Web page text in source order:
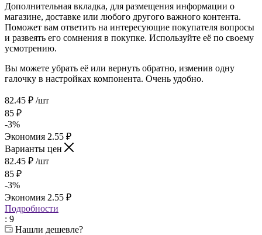
Дополнительная вкладка, для размещения информации о
магазине, доставке или любого другого важного контента.
Поможет вам ответить на интересующие покупателя вопросы
и развеять его сомнения в покупке. Используйте её по своему
усмотрению.
Вы можете убрать её или вернуть обратно, изменив одну
галочку в настройках компонента. Очень удобно.
82.45 ₽ /шт
85 ₽
-3%
Экономия 2.55 ₽
Варианты цен
82.45 ₽ /шт
85 ₽
-3%
Экономия 2.55 ₽
Подробности
: 9
Нашли дешевле?